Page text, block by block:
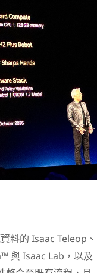
料的 Isaac Teleop、
與 Isaac Lab，以及